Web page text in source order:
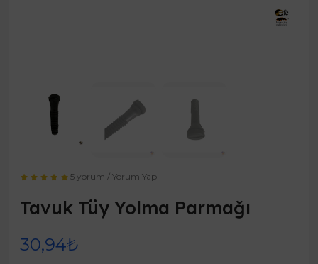
5 yorum /Yorum Yap
Tavuk Tüy Yolma Parmağı
30,94₺